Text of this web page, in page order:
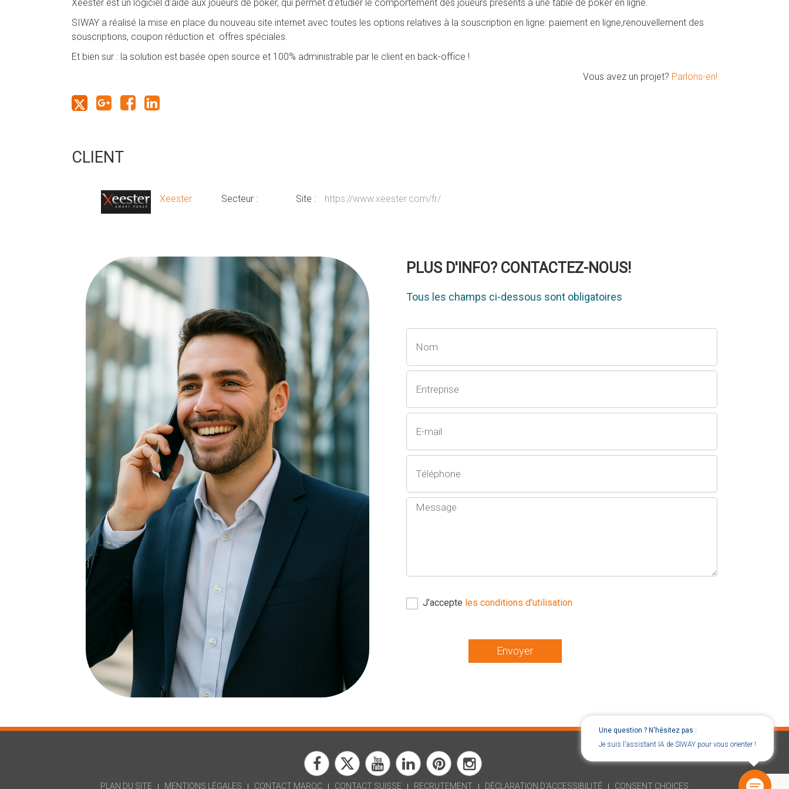
Xeester est un logiciel d'aide aux joueurs de poker, qui permet d'étudier le comportement des joueurs présents à une table de poker en ligne.
SIWAY a réalisé la mise en place du nouveau site internet avec toutes les options relatives à la souscription en ligne: paiement en ligne,renouvellement des
souscriptions, coupon réduction et offres spéciales.
Et bien sur : la solution est basée open source et 100% administrable par le client en back-office !
Vous avez un projet? Parlons-en!
CLIENT
Xeester Secteur : Site : https://www.xeester.com/fr/
PLUS D'INFO? CONTACTEZ-NOUS!
Tous les champs ci-dessous sont obligatoires
J'accepte les conditions d'utilisation
Envoyer
Une question ? N'hésitez pas :
Je suis l'assistant IA de SIWAY pour vous orienter !
PLAN DU SITE MENTIONS LÉGALES CONTACT MAROC CONTACT SUISSE RECRUTEMENT DÉCLARATION D'ACCESSIBILITÉ CONSENT CHOICES